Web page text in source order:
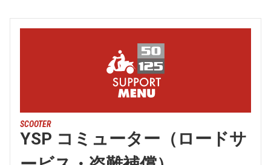
SCOOTER
YSP コミューター（ロードサ